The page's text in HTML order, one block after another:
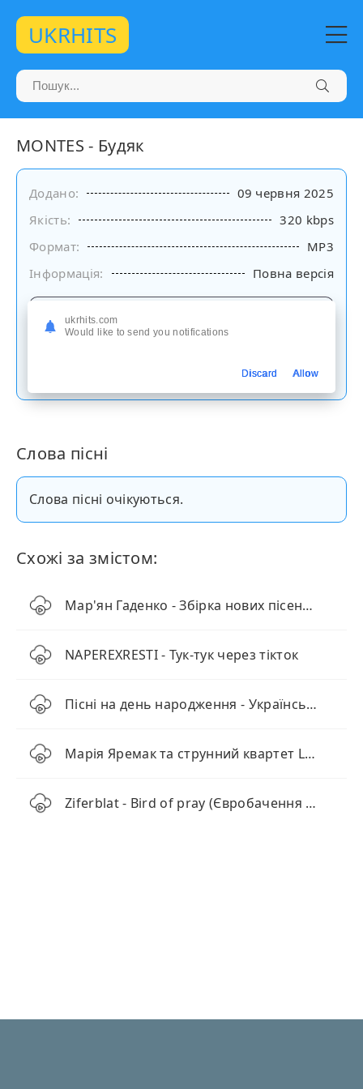
UKRHITS
MONTES - Будяк
Додано:
09 червня 2025
Якість:
320 kbps
Формат:
MP3
Інформація:
Повна версія
Слухати
на сайті
Слова пісні
Слова пісні очікуються.
Схожі за змістом:
Мар'ян Гаденко - Збірка нових пісень (2025)
NAPEREXRESTI - Тук-тук через тікток
Пісні на день народження - Українські хіти
Марія Яремак та струнний квартет Liberté - Щедрик у стилі фентезі
Ziferblat - Bird of pray (Євробачення 2025)
ukrhits.com
Would like to send you notifications
Discard Allow